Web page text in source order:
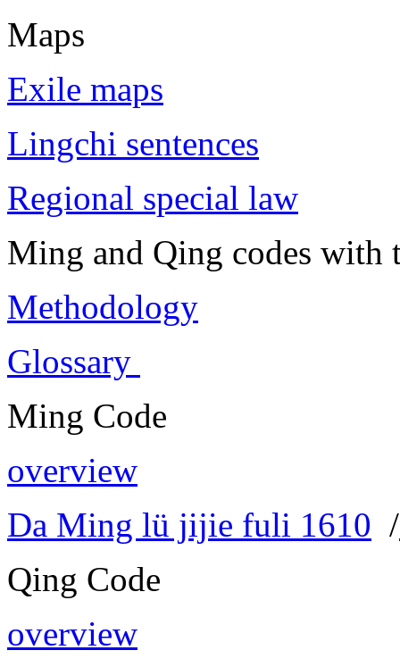
Maps
Exile maps
Lingchi sentences
Regional special law
Ming and Qing codes with
Methodology
Glossary
Ming Code
overview
Da Ming lü jijie fuli 1610 /
Qing Code
overview